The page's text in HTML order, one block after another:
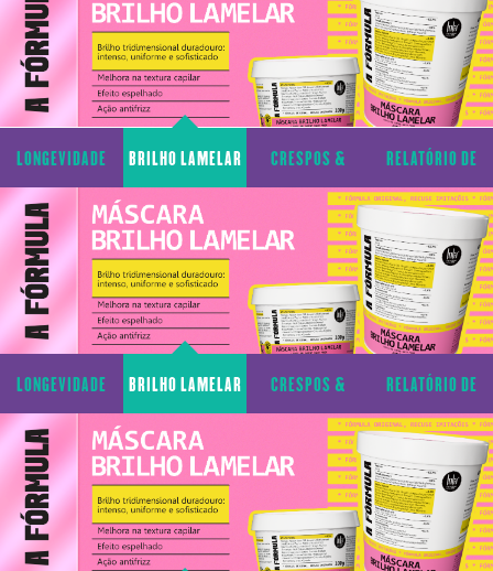
LONGEVIDADE
CAPILAR
BRILHO LAMELAR CRESPOS &
CACHOS
RELATÓRIO DE
TRANSPARÊNCIA
LONGEVIDADE
CAPILAR
BRILHO LAMELAR CRESPOS &
CACHOS
RELATÓRIO DE
TRANSPARÊNCIA